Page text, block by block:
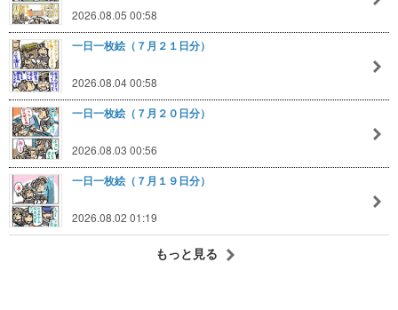
2026.08.05 00:58
一日一枚絵（７月２１日分）
2026.08.04 00:58
一日一枚絵（７月２０日分）
2026.08.03 00:56
一日一枚絵（７月１９日分）
2026.08.02 01:19
もっと見る